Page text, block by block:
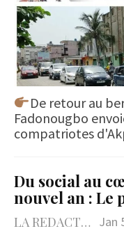
De retour au
Fadonougbo
compatriotes
Du social au
nouvel an : Le
LA REDACTION Jan